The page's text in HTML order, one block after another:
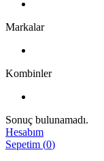
Markalar
Kombinler
Sonuç bulunamadı.
Hesabım
Sepetim (0)